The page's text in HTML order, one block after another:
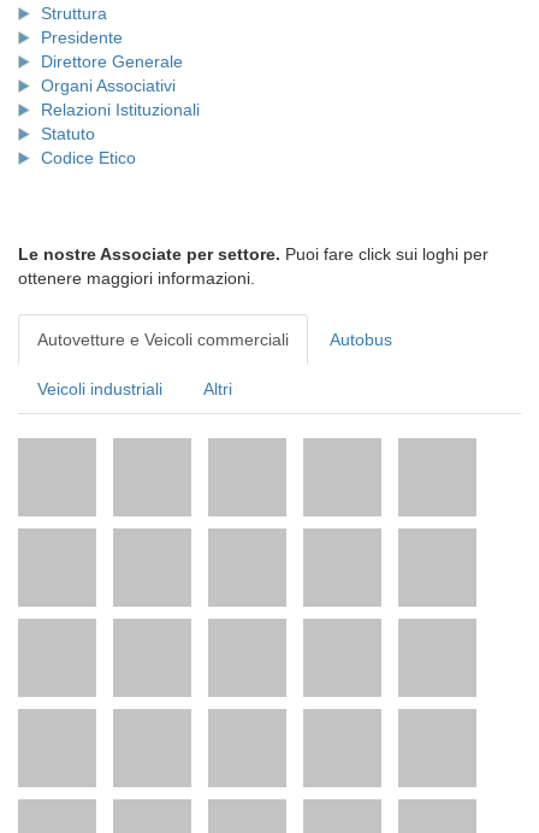
Struttura
Presidente
Direttore Generale
Organi Associativi
Relazioni Istituzionali
Statuto
Codice Etico
Le nostre Associate per settore. Puoi fare click sui loghi per
ottenere maggiori informazioni.
Autovetture e Veicoli commerciali Autobus
Veicoli industriali Altri